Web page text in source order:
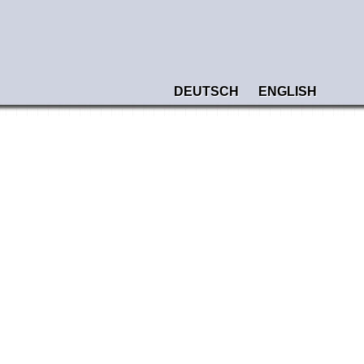
DEUTSCH
ENGLISH